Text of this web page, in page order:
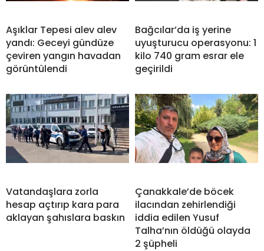
Aşıklar Tepesi alev alev
yandı: Geceyi gündüze
çeviren yangın havadan
görüntülendi
Bağcılar’da iş yerine
uyuşturucu operasyonu: 1
kilo 740 gram esrar ele
geçirildi
Vatandaşlara zorla
hesap açtırıp kara para
aklayan şahıslara baskın
Çanakkale’de böcek
ilacından zehirlendiği
iddia edilen Yusuf
Talha’nın öldüğü olayda
2 şüpheli